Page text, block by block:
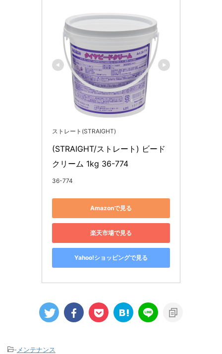
ストレート(STRAIGHT)
(STRAIGHT/ストレート) ビード
クリーム 1kg 36-774
36-774
Amazonで見る
楽天市場で見る
Yahoo!ショッピングで見る
- メンテナンス